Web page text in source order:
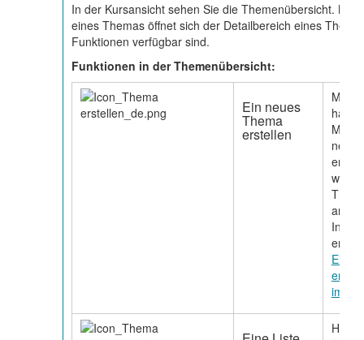
In der Kursansicht sehen Sie die Themenübersicht. Mit
eines Themas öffnet sich der Detailbereich eines
Funktionen verfügbar sind.
Funktionen in der Themenübersicht:
Ein neues
Thema
erstellen
Mit
wird
Ein